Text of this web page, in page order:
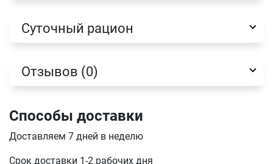
Суточный рацион
Отзывов (0)
Способы доставки
Доставляем 7 дней в неделю
Срок доставки 1-2 рабочих дня
Имя